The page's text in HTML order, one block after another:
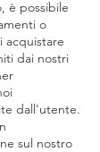
è possibile
o
acquistare
dai nostri
dall'utente.
sul nostro